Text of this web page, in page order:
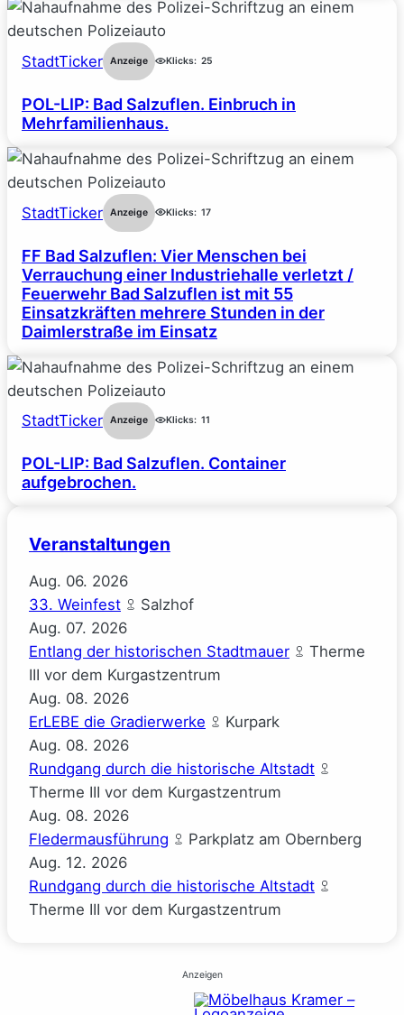
StadtTicker Anzeige Klicks: 25
POL-LIP: Bad Salzuflen. Einbruch in
Mehrfamilienhaus.
StadtTicker Anzeige Klicks: 17
FF Bad Salzuflen: Vier Menschen bei
Verrauchung einer Industriehalle verletzt /
Feuerwehr Bad Salzuflen ist mit 55
Einsatzkräften mehrere Stunden in der
Daimlerstraße im Einsatz
StadtTicker Anzeige Klicks: 11
POL-LIP: Bad Salzuflen. Container
aufgebrochen.
Veranstaltungen
Aug. 06. 2026
33. Weinfest
Salzhof
Aug. 07. 2026
Entlang der historischen Stadtmauer
Therme
III vor dem Kurgastzentrum
Aug. 08. 2026
ErLEBE die Gradierwerke
Kurpark
Aug. 08. 2026
Rundgang durch die historische Altstadt
Therme III vor dem Kurgastzentrum
Aug. 08. 2026
Fledermausführung
Parkplatz am Obernberg
Aug. 12. 2026
Rundgang durch die historische Altstadt
Therme III vor dem Kurgastzentrum
Anzeigen